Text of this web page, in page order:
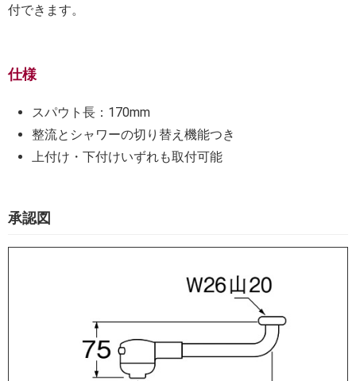
付できます。
仕様
スパウト長：170mm
整流とシャワーの切り替え機能つき
上付け・下付けいずれも取付可能
承認図